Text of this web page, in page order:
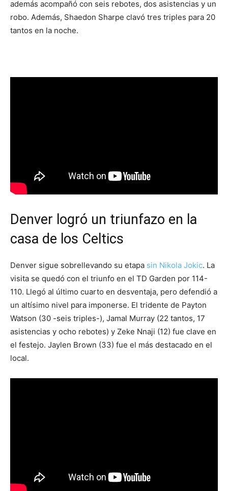
además acompañó con seis rebotes, dos asistencias y un
robo. Además, Shaedon Sharpe clavó tres triples para 20
tantos en la noche.
Denver logró un triunfazo en la
casa de los Celtics
Denver sigue sobrellevando su etapa sin Nikola Jokic. La
visita se quedó con el triunfo en el TD Garden por 114-
110. Llegó al último cuarto en desventaja, pero defendió a
un altísimo nivel para imponerse. El tridente de Payton
Watson (30 -seis triples-), Jamal Murray (22 tantos, 17
asistencias y ocho rebotes) y Zeke Nnaji (12) fue clave en
el festejo. Jaylen Brown (33) fue el más destacado en el
local.